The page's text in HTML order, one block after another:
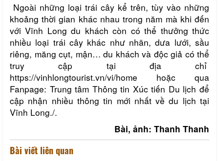
Ngoài những loại trái cây kể trên, tùy vào những
khoảng thời gian khác nhau trong năm mà khi đến
với Vĩnh Long du khách còn có thể thưởng thức
nhiều loại trái cây khác như nhãn, dưa lưới, sầu
riêng, măng cụt, mận… du khách và độc giả có thể
truy cập tại địa chỉ
https://vinhlongtourist.vn/vi/home hoặc qua
Fanpage: Trung tâm Thông tin Xúc tiến Du lịch để
cập nhận nhiều thông tin mới nhất về du lịch tại
Vĩnh Long./.
Bài, ảnh: Thanh Thanh
Bài viết liên quan